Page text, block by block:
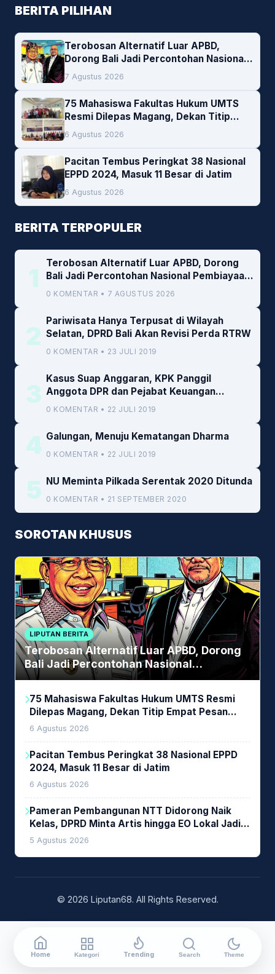
BERITA PILIHAN
Terobosan Alternatif Luar APBD,
Dorong Bali Jadi Percontohan Nasional
Pembiayaan Daerah
7 Agustus 2026
75 Mahasiswa Fakultas Hukum UMTS
Resmi Dilepas Magang, Dekan Titip
Empat Pesan Penting
6 Agustus 2026
Pacitan Tembus Peringkat 38 Nasional
EPPD 2024, Masuk 11 Besar di Jatim
6 Agustus 2026
BERITA TERPOPULER
1
Terobosan Alternatif Luar APBD, Dorong
Bali Jadi Percontohan Nasional Pembiayaan
Daerah
0 KOMENTAR • 7 AGUSTUS 2026
2
Pariwisata Hanya Terpusat di Wilayah
Selatan, DPRD Bali Akan Revisi Perda RTRW
0 KOMENTAR • 23 JULI 2019
3
Kasus Suap Anggaran, KPK Panggil
Anggota DPR dan Pejabat Keuangan
Kemenkeu
0 KOMENTAR • 22 JULI 2019
4 Galungan, Menuju Kematangan Dharma
0 KOMENTAR • 22 JULI 2019
5 NU Meminta Pilkada Serentak 2020 Ditunda
0 KOMENTAR • 21 SEPTEMBER 2020
SOROTAN KHUSUS
LIPUTAN BERITA
Terobosan Alternatif Luar APBD, Dorong
Bali Jadi Percontohan Nasional
Pembiayaan Daerah
75 Mahasiswa Fakultas Hukum UMTS Resmi
Dilepas Magang, Dekan Titip Empat Pesan
Penting
6 Agustus 2026
Pacitan Tembus Peringkat 38 Nasional EPPD
2024, Masuk 11 Besar di Jatim
6 Agustus 2026
Pameran Pembangunan NTT Didorong Naik
Kelas, DPRD Minta Artis hingga EO Lokal Jadi
Prioritas
5 Agustus 2026
© 2026 Liputan68. All Rights Reserved.
Home Kategori Trending Search Theme